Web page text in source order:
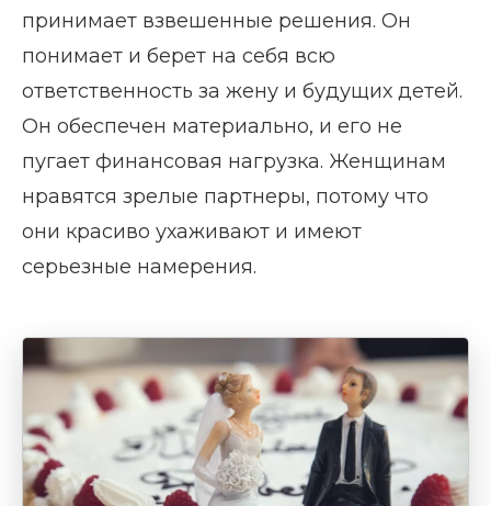
принимает взвешенные решения. Он
понимает и берет на себя всю
ответственность за жену и будущих детей.
Он обеспечен материально, и его не
пугает финансовая нагрузка. Женщинам
нравятся зрелые партнеры, потому что
они красиво ухаживают и имеют
серьезные намерения.